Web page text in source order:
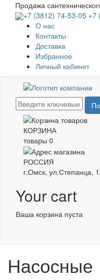
Перейти
основному
содержанию
Продажа
+7 (3812) 74-53-05 +7
О нас
Контакты
Доставка
Избранное
Личный кабинет
КОРЗИНА
товары 0
РОССИЯ
г.Омск, ул.Степанца,
Your cart
Ваша корзина пуста
Насосные